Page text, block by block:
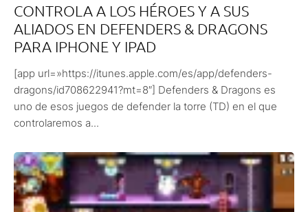
CONTROLA A LOS HÉROES Y A SUS
ALIADOS EN DEFENDERS & DRAGONS
PARA IPHONE Y IPAD
[app url=»https://itunes.apple.com/es/app/defenders-
dragons/id708622941?mt=8″] Defenders & Dragons es
uno de esos juegos de defender la torre (TD) en el que
controlaremos a...